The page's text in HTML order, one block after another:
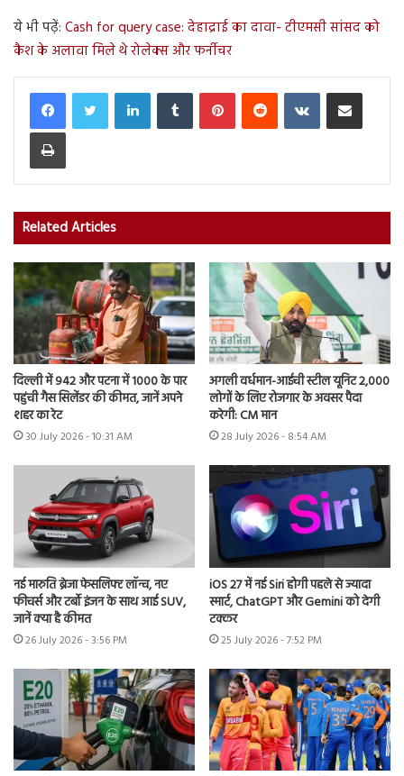
ये भी पढ़ें: Cash for query case: देहाद्राई का दावा- टीएमसी सांसद को
कैश के अलावा मिले थे रोलेक्स और फर्नीचर
LinkedInTumblr PinterestReddit VKontakteShare via Email
Print
Related Articles
दिल्ली में 942 और पटना में 1000 के पार
पहुंची गैस सिलेंडर की कीमत, जानें अपने
शहर का रेट
30 July 2026 - 10:31 AM
अगली वर्धमान-आईची स्टील यूनिट 2,000
लोगों के लिए रोजगार के अवसर पैदा
करेगी: CM मान
28 July 2026 - 8:54 AM
नई मारुति ब्रेजा फेसलिफ्ट लॉन्च, नए
फीचर्स और टर्बो इंजन के साथ आई SUV,
जानें क्या है कीमत
26 July 2026 - 3:56 PM
iOS 27 में नई Siri होगी पहले से ज्यादा
स्मार्ट, ChatGPT और Gemini को देगी
टक्कर
25 July 2026 - 7:52 PM